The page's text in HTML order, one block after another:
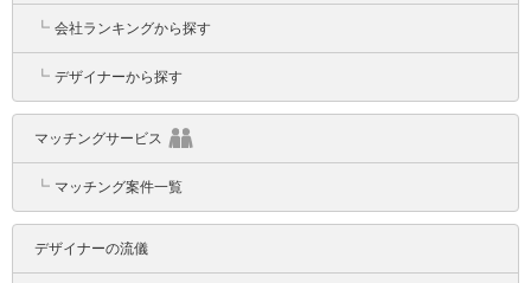
┗ 会社ランキングから探す
┗ デザイナーから探す
マッチングサービス
┗ マッチング案件一覧
デザイナーの流儀